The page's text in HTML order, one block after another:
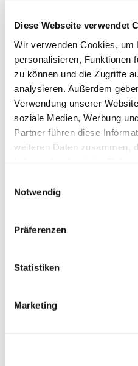
Diese Webseite verwendet
Wir verwenden Cookies, um
personalisieren, Funktionen
zu können und die Zugriffe
analysieren. Außerdem
Verwendung unserer
soziale Medien, Werbung
Partner führen diese
weiteren Daten zusammen,
Notwendig
Präferenzen
Statistiken
Marketing